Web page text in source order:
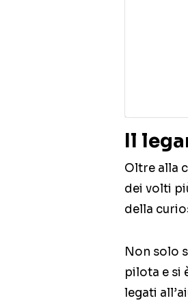
Il
Oltre alla
dei volti
della
Non solo
pilota e si
legati